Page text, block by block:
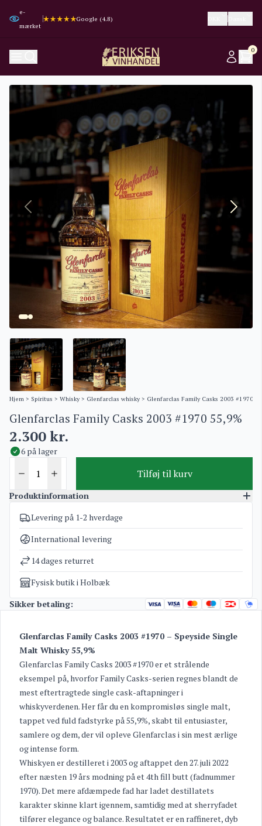
e-
mærket
Trustpilot (4.3)
Google (4.8)
Trustpilot (4.3)
Google (4.8)
0
Hjem > Spiritus > Whisky> Glenfarclas whisky> Glenfarclas Family Casks 2003 #1970
Glenfarclas Family Casks 2003 #1970 55,9%
2.300kr.
6 på lager
Tilføj til kurv
Produktinformation
Varenummer
4009
Kategorier
Vægt
2,5 kg
Levering på 1-2 hverdage
International levering
14 dages returret
Fysisk butik i Holbæk
Sikker betaling:
Glenfarclas Family Casks 2003 #1970 – Speyside Single
Malt Whisky 55,9%
Glenfarclas Family Casks 2003 #1970 er et strålende
eksempel på, hvorfor Family Casks-serien regnes blandt de
mest eftertragtede single cask-aftapninger i
whiskyverdenen. Her får du en kompromisløs single malt,
tappet ved fuld fadstyrke på 55,9%, skabt til entusiaster,
samlere og dem, der vil opleve Glenfarclas i sin mest ærlige
og intense form.
Whiskyen er destilleret i 2003 og aftappet den 27. juli 2022
efter næsten 19 års modning på et 4th fill butt (fadnummer
1970). Det mere afdæmpede fad har ladet destillatets
karakter skinne klart igennem, samtidig med at sherryfadet
tilfører elegance og balance. Resultatet er en raffineret, dyb